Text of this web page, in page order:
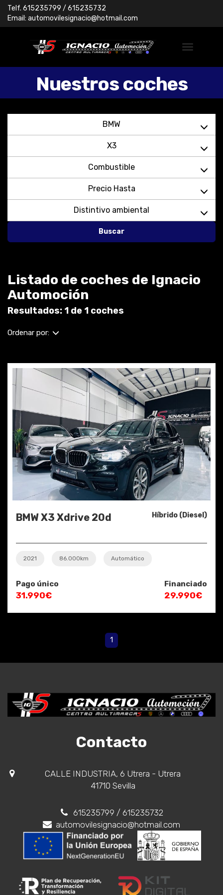
Telf. 615235799 / 615235732
Email: automovilesignacio@hotmail.com
Nuestros coches
BMW
X3
Combustible
Precio Hasta
Distintivo ambiental
Buscar
Listado de coches de Ignacio
Automoción
Resultados: 1 de 1 coches
Ordenar por:
BMW X3 Xdrive 20d Híbrido (Diesel)
2021 86.000km Automático
Pago único
31.990€
Financiado
29.990€
1
Contacto
CALLE INDUSTRIA, 6 Utrera - Utrera
41710 Sevilla
615235799 / 615235732
automovilesignacio@hotmail.com